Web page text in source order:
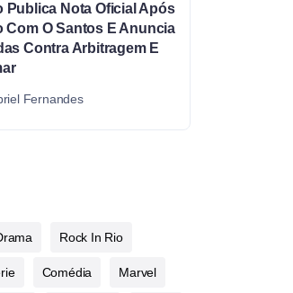
Publica Nota Oficial Após
Com O Santos E Anuncia
Contra Arbitragem E
Fernandes
Rock In Rio
Comédia Marvel